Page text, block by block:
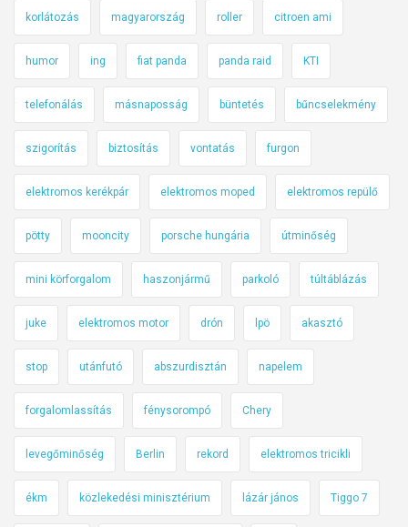
korlátozás magyarország roller citroen ami
humor ing fiat panda panda raid KTI
telefonálás másnaposság büntetés bűncselekmény
szigorítás biztosítás vontatás furgon
elektromos kerékpár elektromos moped elektromos repülő
pötty mooncity porsche hungária útminőség
mini körforgalom haszonjármű parkoló túltáblázás
juke elektromos motor drón lpö akasztó
stop utánfutó abszurdisztán napelem
forgalomlassítás fénysorompó Chery
levegőminőség Berlin rekord elektromos tricikli
ékm közlekedési minisztérium lázár jános Tiggo 7